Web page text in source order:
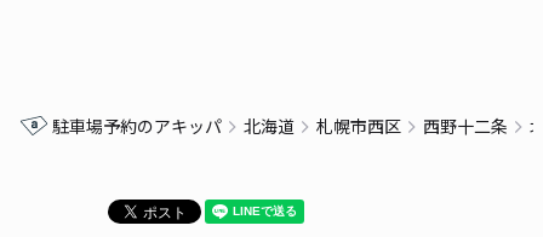
駐車場予約のアキッパ 北海道 札幌市西区 西野十二条